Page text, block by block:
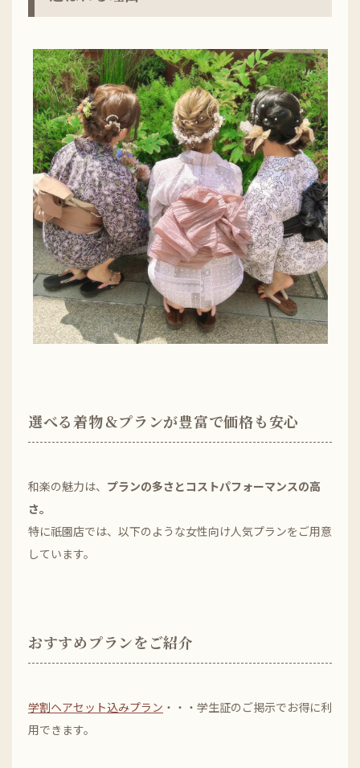
選べる着物＆プランが豊富で価格も安心
和楽の魅力は、 プランの多さとコストパフォーマンスの高
さ。
特に祇園店では、以下のような女性向け人気プランをご用意
しています。
おすすめプランをご紹介
学割ヘアセット込みプラン ・・・学生証のご掲示でお得に利
用できます。